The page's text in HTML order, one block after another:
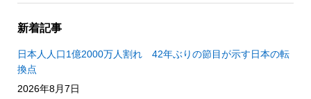
新着記事
日本人人口1億2000万人割れ 42年ぶりの節目が示す日本の転
換点
2026年8月7日